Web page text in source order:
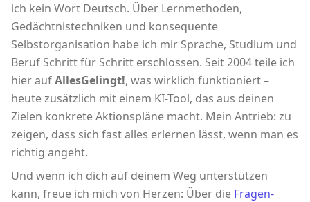
ich kein Wort Deutsch. Über Lernmethoden,
Gedächtnistechniken und konsequente
Selbstorganisation habe ich mir Sprache, Studium und
Beruf Schritt für Schritt erschlossen. Seit 2004 teile ich
hier aufAllesGelingt!, was wirklich funktioniert –
heute zusätzlich mit einem KI-Tool, das aus deinen
Zielen konkrete Aktionspläne macht. Mein Antrieb: zu
zeigen, dass sich fast alles erlernen lässt, wenn man es
richtig angeht.
Und wenn ich dich auf deinem Weg unterstützen
kann, freue ich mich von Herzen: Über die Fragen-